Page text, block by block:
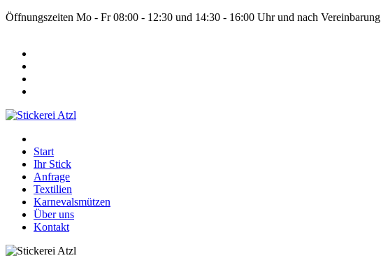
Öffnungszeiten Mo - Fr 08:00 - 12:30 und 14:30 - 16:00 Uhr und nach Vereinbarung
Start
Ihr Stick
Anfrage
Textilien
Karnevalsmützen
Über uns
Kontakt